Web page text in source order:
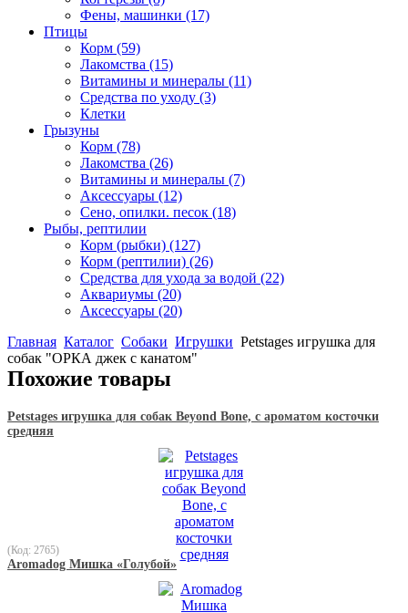
Фены, машинки (17)
Птицы
Корм (59)
Лакомства (15)
Витамины и минералы (11)
Средства по уходу (3)
Клетки
Грызуны
Корм (78)
Лакомства (26)
Витамины и минералы (7)
Аксессуары (12)
Сено, опилки. песок (18)
Рыбы, рептилии
Корм (рыбки) (127)
Корм (рептилии) (26)
Средства для ухода за водой (22)
Аквариумы (20)
Аксессуары (20)
Главная Каталог Собаки Игрушки Petstages игрушка для
собак "ОРКА джек с канатом"
Похожие товары
Petstages игрушка для собак Beyond Bone, с ароматом косточки
средняя
(Код: 2765)
Aromadog Мишка «Голубой»